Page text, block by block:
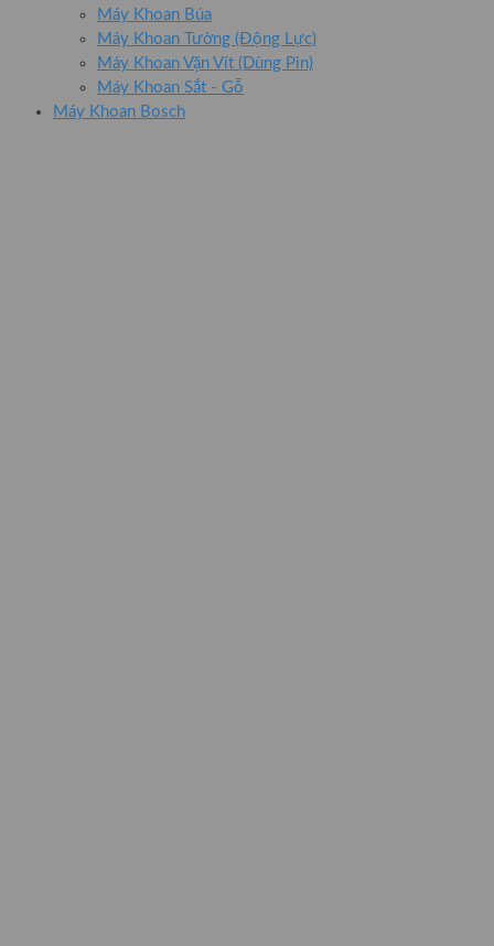
Máy Khoan Búa
Máy Khoan Tường (Động Lực)
Máy Khoan Vặn Vít (Dùng Pin)
Máy Khoan Sắt - Gỗ
Máy Khoan Bosch